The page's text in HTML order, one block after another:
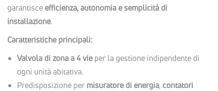
garantisce efficienza, autonomia e semplicità di
installazione.
Caratteristiche principali:
Valvola di zona a 4 vie per la gestione indipendente di
ogni unità abitativa.
Predisposizione per misuratore di energia, contatori